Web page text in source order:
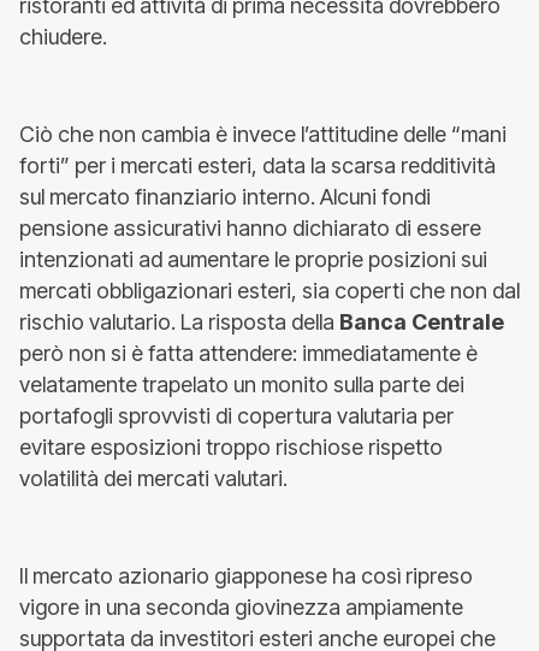
ristoranti ed attività di prima necessità dovrebbero
chiudere.
Ciò che non cambia è invece l’attitudine delle “mani
forti” per i mercati esteri, data la scarsa redditività
sul mercato finanziario interno. Alcuni fondi
pensione assicurativi hanno dichiarato di essere
intenzionati ad aumentare le proprie posizioni sui
mercati obbligazionari esteri, sia coperti che non dal
rischio valutario. La risposta della Banca Centrale
però non si è fatta attendere: immediatamente è
velatamente trapelato un monito sulla parte dei
portafogli sprovvisti di copertura valutaria per
evitare esposizioni troppo rischiose rispetto
volatilità dei mercati valutari.
Il mercato azionario giapponese ha così ripreso
vigore in una seconda giovinezza ampiamente
supportata da investitori esteri anche europei che